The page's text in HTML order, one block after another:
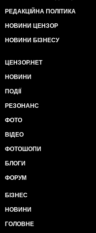
РЕДАКЦІЙНА ПОЛІТИКА
НОВИНИ ЦЕНЗОР
НОВИНИ БІЗНЕСУ
ЦЕНЗОР.НЕТ
НОВИНИ
ПОДІЇ
РЕЗОНАНС
ФОТО
ВІДЕО
ФОТОШОПИ
БЛОГИ
ФОРУМ
БІЗНЕС
НОВИНИ
ГОЛОВНЕ